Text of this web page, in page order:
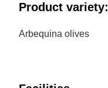
Product variety:
Arbequina olives